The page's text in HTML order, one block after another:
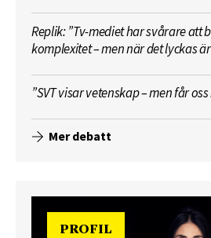
Replik: ”Tv-mediet har svårare att
komplexitet – men när det lyckas
”SVT visar vetenskap – men får
Mer debatt
PROFIL